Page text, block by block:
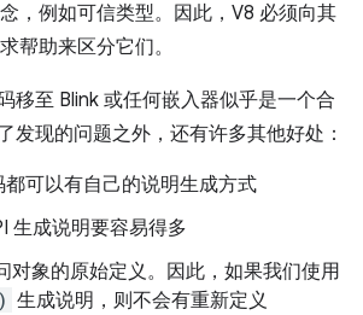
，例如可信类型。因此，V8 必须向其
帮助来区分它们。
移至 Blink 或任何嵌入器似乎是一个合
发现的问题之外，还有许多其他好处：
可以有自己的说明生成方式
生成说明要容易得多
对象的原始定义。因此，如果我们使用
生成说明，则不会有重新定义